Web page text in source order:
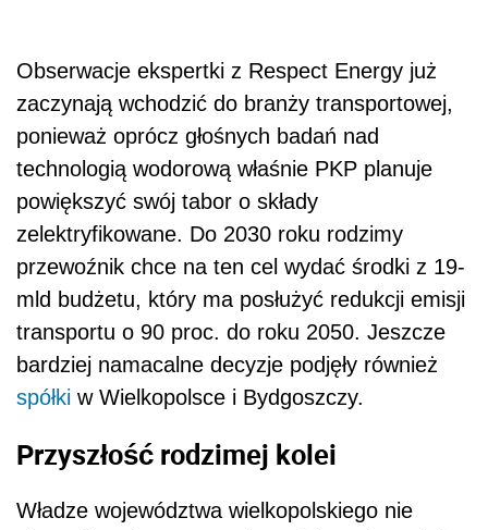
Obserwacje ekspertki z Respect Energy już
zaczynają wchodzić do branży transportowej,
ponieważ oprócz głośnych badań nad
technologią wodorową właśnie PKP planuje
powiększyć swój tabor o składy
zelektryfikowane. Do 2030 roku rodzimy
przewoźnik chce na ten cel wydać środki z 19-
mld budżetu, który ma posłużyć redukcji emisji
transportu o 90 proc. do roku 2050. Jeszcze
bardziej namacalne decyzje podjęły również
spółki w Wielkopolsce i Bydgoszczy.
Przyszłość rodzimej kolei
Władze województwa wielkopolskiego nie